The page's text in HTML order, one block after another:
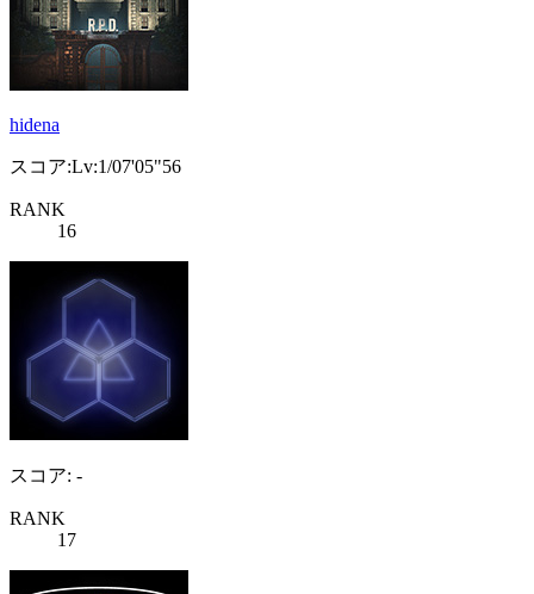
hidena
スコア:Lv:1/07'05"56
RANK
16
スコア: -
RANK
17